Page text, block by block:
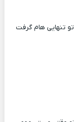
تنهایی هام گرفت